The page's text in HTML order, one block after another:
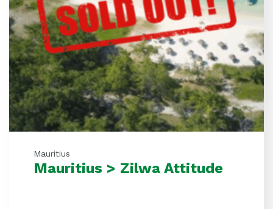
Mauritius
Mauritius > Zilwa Attitude